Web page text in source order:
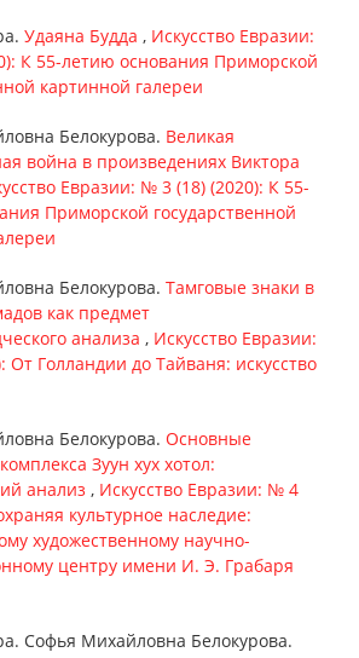
Удаяна Будда , Искусство Евразии:
К 55-летию основания Приморской
картинной галереи
Белокурова. Великая
война в произведениях Виктора
Евразии: № 3 (18) (2020): К 55-
Приморской государственной
Белокурова. Тамговые знаки в
как предмет
анализа , Искусство Евразии:
От Голландии до Тайваня: искусство
Белокурова. Основные
Зуун хух хотол:
анализ , Искусство Евразии: № 4
культурное наследие:
художественному научно-
центру имени И. Э. Грабаря
Софья Михайловна Белокурова.